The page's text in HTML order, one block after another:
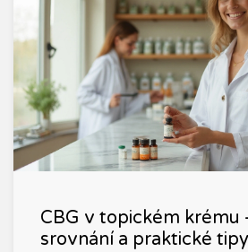
CBG v topickém krému
srovnání a praktické tipy